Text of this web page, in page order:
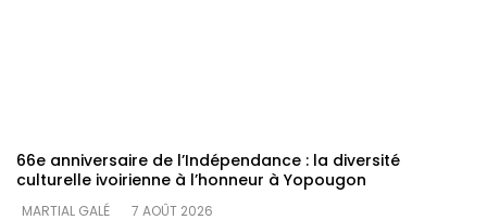
66e anniversaire de l’Indépendance : la diversité
culturelle ivoirienne à l’honneur à Yopougon
MARTIAL GALÉ
7 AOÛT 2026